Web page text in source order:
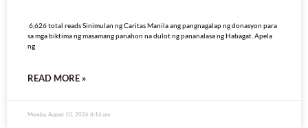
6,626 total reads Sinimulan ng Caritas Manila ang pangnagalap ng donasyon para
sa mga biktima ng masamang panahon na dulot ng pananalasa ng Habagat. Apela
ng
READ MORE »
Monday, August 10, 2026 4:16 pm